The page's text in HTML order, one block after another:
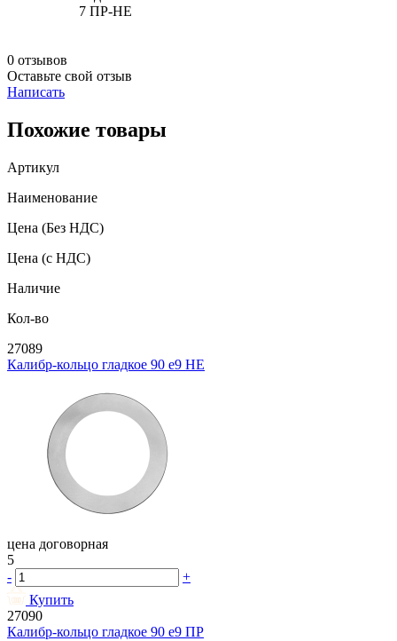
7 ПР-НЕ
0 отзывов
Оставьте свой отзыв
Написать
Похожие товары
Артикул
Наименование
Цена (Без НДС)
Цена (с НДС)
Наличие
Кол-во
27089
Калибр-кольцо гладкое 90 e9 НЕ
цена договорная
5
-
+
Купить
27090
Калибр-кольцо гладкое 90 e9 ПР